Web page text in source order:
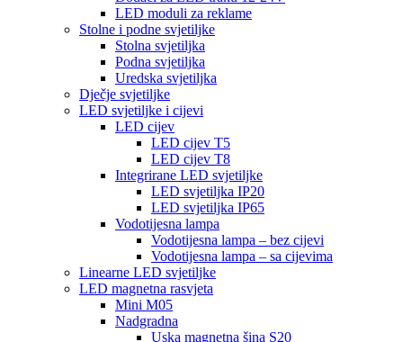
LED moduli za reklame
Stolne i podne svjetiljke
Stolna svjetiljka
Podna svjetiljka
Uredska svjetiljka
Dječje svjetiljke
LED svjetiljke i cijevi
LED cijev
LED cijev T5
LED cijev T8
Integrirane LED svjetiljke
LED svjetiljka IP20
LED svjetiljka IP65
Vodotijesna lampa
Vodotijesna lampa – bez cijevi
Vodotijesna lampa – sa cijevima
Linearne LED svjetiljke
LED magnetna rasvjeta
Mini M05
Nadgradna
Uska magnetna šina S20